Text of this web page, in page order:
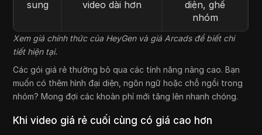
sung
video dài hơn
diện, ghế
nhóm
Xem giá chính thức của HeyGen và giá Arcads để biết chi
tiết hiện tại.
Các gói giá rẻ thường bỏ qua các tính năng nâng cao. Bạn
muốn có thêm hình đại diện, ngôn ngữ hoặc chỗ ngồi trong
nhóm? Mong đợi các khoản phí mới tăng lên nhanh chóng.
Khi video giá rẻ cuối cùng có giá cao hơn